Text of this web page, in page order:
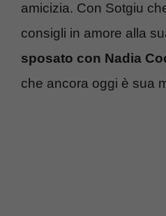
amicizia. Con Sotgiu
consigli in amore alla
sposato con Nadia
che ancora oggi è sua